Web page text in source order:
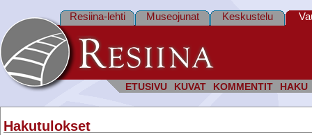
ETUSIVU KUVAT KOMMENTIT HAKU
Resiina-lehti Museojunat Keskustelu
Hakutulokset